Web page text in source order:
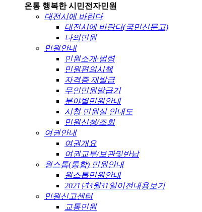
온통 행복한 시민전자민원
대전시에 바란다
대전시에 바란다(국민신문고)
나의민원
민원안내
민원소개·법령
민원편의시책
자격증 재발급
무인민원발급기
분야별민원안내
시청 민원실 안내도
민원신청/조회
여권안내
여권개요
여권교부/보관및반납
원스톱(통합) 민원안내
원스톱민원안내
2021년3월31일이전내용보기
민원신고센터
교통민원